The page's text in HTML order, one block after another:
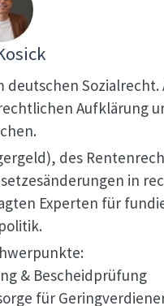
des
in
Experten für
& Bescheidprüfung
für